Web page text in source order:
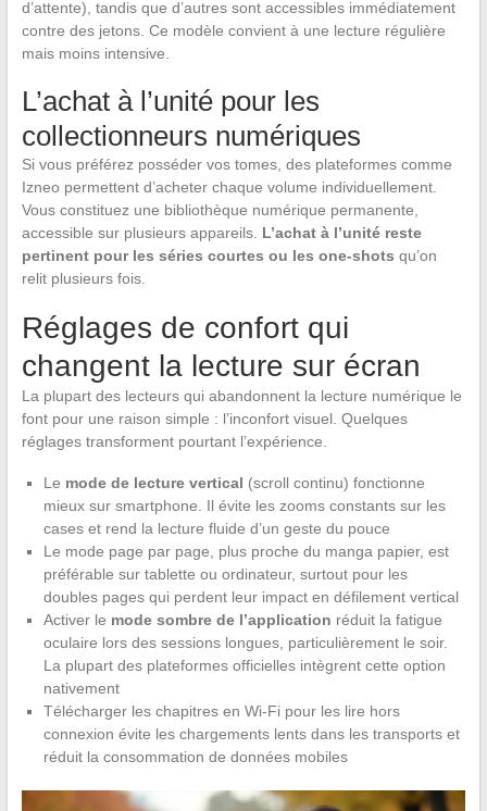
d’attente), tandis que d’autres sont accessibles immédiatement
contre des jetons. Ce modèle convient à une lecture régulière
mais moins intensive.
L’achat à l’unité pour les
collectionneurs numériques
Si vous préférez posséder vos tomes, des plateformes comme
Izneo permettent d’acheter chaque volume individuellement.
Vous constituez une bibliothèque numérique permanente,
accessible sur plusieurs appareils. L’achat à l’unité reste
pertinent pour les séries courtes ou les one-shots qu’on
relit plusieurs fois.
Réglages de confort qui
changent la lecture sur écran
La plupart des lecteurs qui abandonnent la lecture numérique le
font pour une raison simple : l’inconfort visuel. Quelques
réglages transforment pourtant l’expérience.
Le mode de lecture vertical (scroll continu) fonctionne
mieux sur smartphone. Il évite les zooms constants sur les
cases et rend la lecture fluide d’un geste du pouce
Le mode page par page, plus proche du manga papier, est
préférable sur tablette ou ordinateur, surtout pour les
doubles pages qui perdent leur impact en défilement vertical
Activer le mode sombre de l’application réduit la fatigue
oculaire lors des sessions longues, particulièrement le soir.
La plupart des plateformes officielles intègrent cette option
nativement
Télécharger les chapitres en Wi-Fi pour les lire hors
connexion évite les chargements lents dans les transports et
réduit la consommation de données mobiles